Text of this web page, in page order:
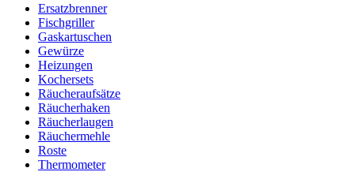
Ersatzbrenner
Fischgriller
Gaskartuschen
Gewürze
Heizungen
Kochersets
Räucheraufsätze
Räucherhaken
Räucherlaugen
Räuchermehle
Roste
Thermometer